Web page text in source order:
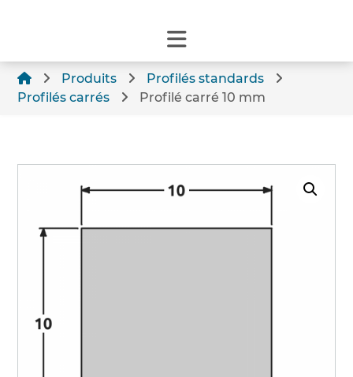
Produits
Profilés standards
Profilés carrés
Profilé carré 10 mm